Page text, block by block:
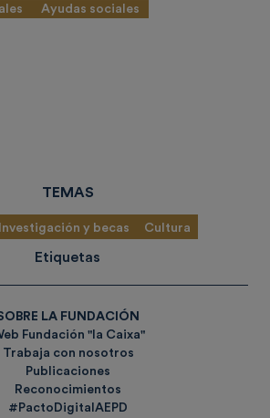
Ayudas sociales
TEMAS
Investigación y becas Cultura
Etiquetas
LA FUNDACIÓN
Fundación "la Caixa"
Trabaja con nosotros
Publicaciones
Reconocimientos
#PactoDigitalAEPD